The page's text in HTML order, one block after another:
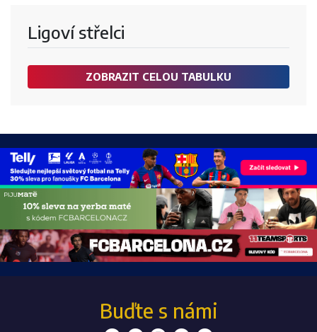
Ligoví střelci
ZOBRAZIT CELOU TABULKU
Buďte s námi